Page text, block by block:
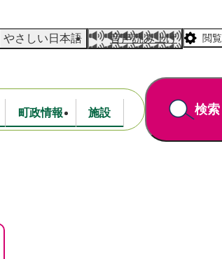
やさしい日本語 音声読み上げ 閲
町政情報 施設 検索